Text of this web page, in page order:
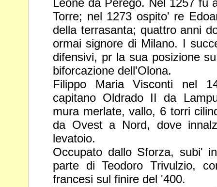
Leone da Perego. Nel 1257 fu
Torre; nel 1273 ospito' re
della terrasanta; quattro anni
ormai signore di Milano. I
difensivi, pr la sua posizione
biforcazione dell'Olona.
Filippo Maria Visconti nel
capitano Oldrado II da
mura merlate, vallo, 6 torri
da Ovest a Nord, dove
levatoio.
Occupato dallo Sforza, subi'
parte di Teodoro Trivulzio,
francesi sul finire del '400.